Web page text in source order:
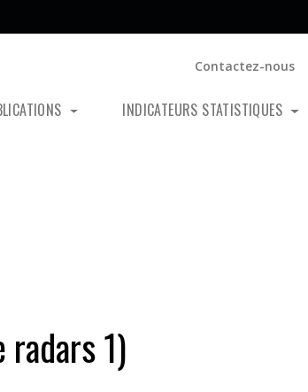
Contactez-nous
INDICATEURS STATISTIQUES
1)